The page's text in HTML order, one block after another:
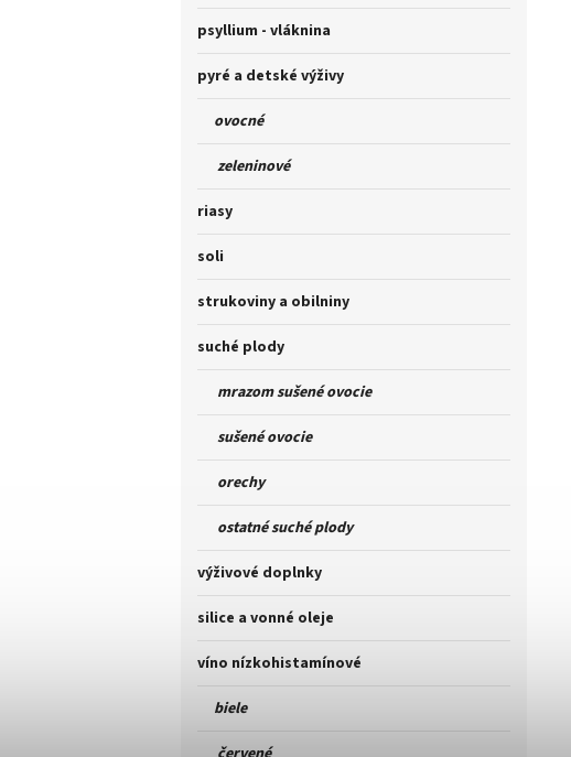
psyllium - vláknina
pyré a detské výživy
ovocné
zeleninové
riasy
soli
strukoviny a obilniny
suché plody
mrazom sušené ovocie
sušené ovocie
orechy
ostatné suché plody
výživové doplnky
silice a vonné oleje
víno nízkohistamínové
biele